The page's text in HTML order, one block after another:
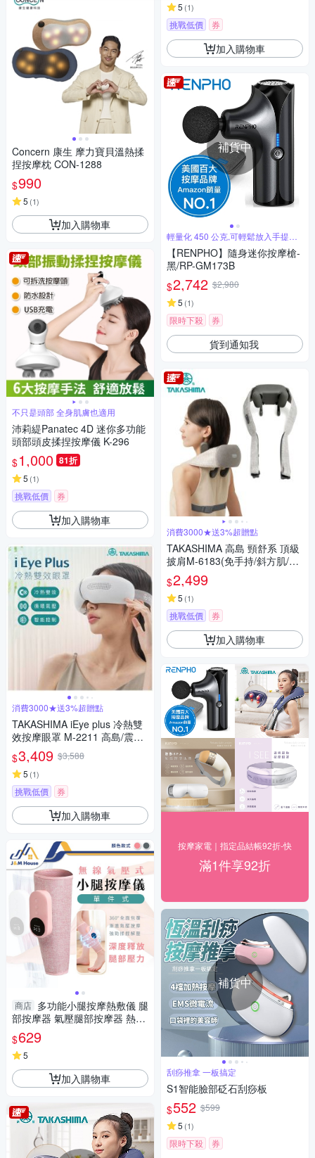
Concern 康生 摩力寶貝溫熱揉
捏按摩枕 CON-1288
$990
5 (1)
加入購物車
不只是頭部 全身肌膚也適用
沛莉緹Panatec 4D 迷你多功能
頭部頭皮揉捏按摩儀 K-296
$1,000 81折
5 (1)
挑戰低價 券
加入購物車
消費3000★送3%超贈點
TAKASHIMA iEye plus 冷熱雙
效按摩眼罩 M-2211 高島/震動/
熱敷/冷敷
$3,409 $3,588
5 (1)
挑戰低價 券
加入購物車
商店 多功能小腿按摩熱敷儀 腿
部按摩器 氣壓腿部按摩器 熱敷
美腿按摩器 小腿按摩器 單入
$629
5
加入購物車
5 (1)
挑戰低價 券
加入購物車
補貨中
輕量化 450 公克,可輕鬆放入手提包
中
【RENPHO】隨身迷你按摩槍-
黑/RP-GM173B
$2,742 $2,980
5 (1)
限時下殺 券
貨到通知我
消費3000★送3%超贈點
TAKASHIMA 高島 頸舒系 頂級
披肩M-6183(免手持/斜方肌/揉
捏/溫熱/肩頸按摩器)-快
$2,499
5 (1)
挑戰低價 券
加入購物車
按摩家電｜指定品結帳92折-快
滿1件享92折
補貨中
刮痧推拿 一板搞定
S1智能臉部砭石刮痧板
$552 $599
5 (1)
限時下殺 券